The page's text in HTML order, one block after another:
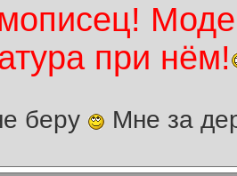
при нём!
беру Мне за